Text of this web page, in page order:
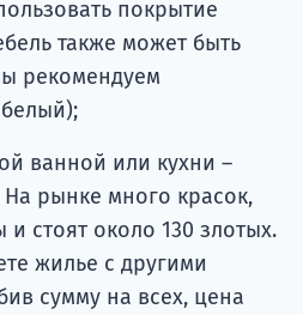
покрытие
также может быть
рекомендуем
ванной или кухни –
На рынке много красок,
стоят около 130 злотых.
жилье с другими
сумму на всех, цена